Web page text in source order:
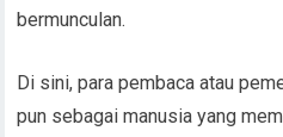
bermunculan.
Di sini, para pembaca atau
pun sebagai manusia yang